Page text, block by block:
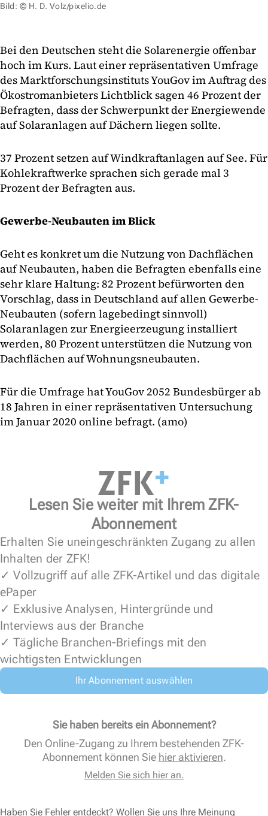
Bild: © H. D. Volz/pixelio.de
Bei den Deutschen steht die Solarenergie offenbar
hoch im Kurs. Laut einer repräsentativen Umfrage
des Marktforschungsinstituts YouGov im Auftrag des
Ökostromanbieters Lichtblick sagen 46 Prozent der
Befragten, dass der Schwerpunkt der Energiewende
auf Solaranlagen auf Dächern liegen sollte.
37 Prozent setzen auf Windkraftanlagen auf See. Für
Kohlekraftwerke sprachen sich gerade mal 3
Prozent der Befragten aus.
Gewerbe-Neubauten im Blick
Geht es konkret um die Nutzung von Dachflächen
auf Neubauten, haben die Befragten ebenfalls eine
sehr klare Haltung: 82 Prozent befürworten den
Vorschlag, dass in Deutschland auf allen Gewerbe-
Neubauten (sofern lagebedingt sinnvoll)
Solaranlagen zur Energieerzeugung installiert
werden, 80 Prozent unterstützen die Nutzung von
Dachflächen auf Wohnungsneubauten.
Für die Umfrage hat YouGov 2052 Bundesbürger ab
18 Jahren in einer repräsentativen Untersuchung
im Januar 2020 online befragt. (amo)
Lesen Sie weiter mit Ihrem ZFK-
Abonnement
Erhalten Sie uneingeschränkten Zugang zu allen
Inhalten der ZFK!
✓ Vollzugriff auf alle ZFK-Artikel und das digitale
ePaper
✓ Exklusive Analysen, Hintergründe und
Interviews aus der Branche
✓ Tägliche Branchen-Briefings mit den
wichtigsten Entwicklungen
Ihr Abonnement auswählen
Sie haben bereits ein Abonnement?
Den Online-Zugang zu Ihrem bestehenden ZFK-
Abonnement können Sie hier aktivieren.
Melden Sie sich hier an.
Haben Sie Fehler entdeckt? Wollen Sie uns Ihre Meinung